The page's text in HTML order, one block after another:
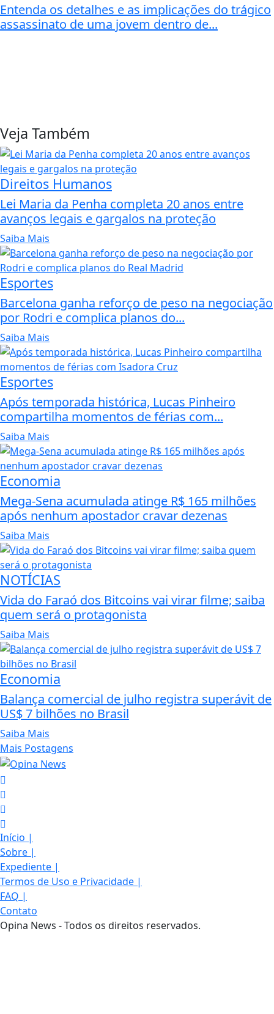
Entenda os detalhes e as implicações do trágico
assassinato de uma jovem dentro de...
Veja Também
Direitos Humanos
Lei Maria da Penha completa 20 anos entre
avanços legais e gargalos na proteção
Saiba Mais
Esportes
Barcelona ganha reforço de peso na negociação
por Rodri e complica planos do...
Saiba Mais
Esportes
Após temporada histórica, Lucas Pinheiro
compartilha momentos de férias com...
Saiba Mais
Economia
Mega-Sena acumulada atinge R$ 165 milhões
após nenhum apostador cravar dezenas
Saiba Mais
NOTÍCIAS
Vida do Faraó dos Bitcoins vai virar filme; saiba
quem será o protagonista
Saiba Mais
Economia
Balança comercial de julho registra superávit de
US$ 7 bilhões no Brasil
Saiba Mais
Mais Postagens
Início |
Sobre |
Expediente |
Termos de Uso e Privacidade |
FAQ |
Contato
Opina News - Todos os direitos reservados.